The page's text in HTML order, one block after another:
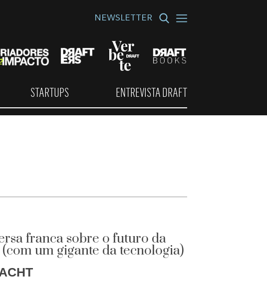
NEWSLETTER
STARTUPS ENTREVISTA DRAFT
franca sobre o futuro da
um gigante da tecnologia)